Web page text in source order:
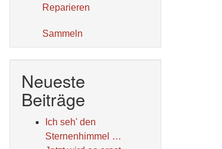
Reparieren
Sammeln
Neueste
Beiträge
Ich seh' den
Sternenhimmel …